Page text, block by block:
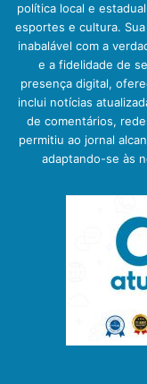
política local e
esportes e cultura.
inabalável com a
e a fidelidade de
presença digital,
inclui notícias
de comentários,
permitiu ao jornal
adaptando-se às